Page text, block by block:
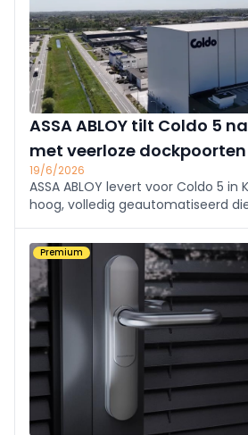
ASSA ABLOY tilt Coldo 5
met veerloze dockpoorten
19/6/2026
ASSA ABLOY levert voor Coldo 5
hoog, volledig geautomatiseerd
dockpoorten.
Premium